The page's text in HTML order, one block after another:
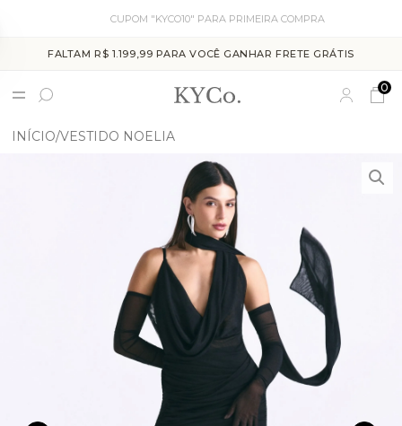
CUPOM "KYCO10" PARA PRIMEIRA COMPRA
FALTAM R$ 1.199,99 PARA VOCÊ GANHAR FRETE GRÁTIS
0
INÍCIO VESTIDO NOELIA